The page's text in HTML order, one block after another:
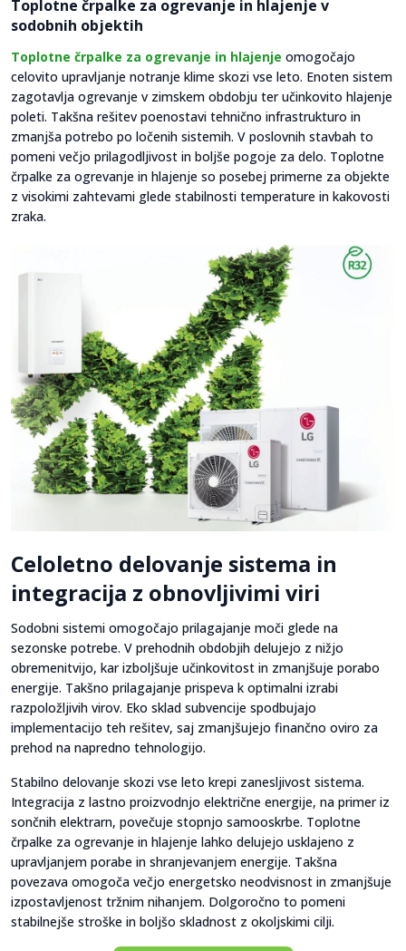
Toplotne črpalke za ogrevanje in hlajenje v
sodobnih objektih
Toplotne črpalke za ogrevanje in hlajenje omogočajo
celovito upravljanje notranje klime skozi vse leto. Enoten sistem
zagotavlja ogrevanje v zimskem obdobju ter učinkovito hlajenje
poleti. Takšna rešitev poenostavi tehnično infrastrukturo in
zmanjša potrebo po ločenih sistemih. V poslovnih stavbah to
pomeni večjo prilagodljivost in boljše pogoje za delo. Toplotne
črpalke za ogrevanje in hlajenje so posebej primerne za objekte
z visokimi zahtevami glede stabilnosti temperature in kakovosti
zraka.
Celoletno delovanje sistema in
integracija z obnovljivimi viri
Sodobni sistemi omogočajo prilagajanje moči glede na
sezonske potrebe. V prehodnih obdobjih delujejo z nižjo
obremenitvijo, kar izboljšuje učinkovitost in zmanjšuje porabo
energije. Takšno prilagajanje prispeva k optimalni izrabi
razpoložljivih virov. Eko sklad subvencije spodbujajo
implementacijo teh rešitev, saj zmanjšujejo finančno oviro za
prehod na napredno tehnologijo.
Stabilno delovanje skozi vse leto krepi zanesljivost sistema.
Integracija z lastno proizvodnjo električne energije, na primer iz
sončnih elektrarn, povečuje stopnjo samooskrbe. Toplotne
črpalke za ogrevanje in hlajenje lahko delujejo usklajeno z
upravljanjem porabe in shranjevanjem energije. Takšna
povezava omogoča večjo energetsko neodvisnost in zmanjšuje
izpostavljenost tržnim nihanjem. Dolgoročno to pomeni
stabilnejše stroške in boljšo skladnost z okoljskimi cilji.